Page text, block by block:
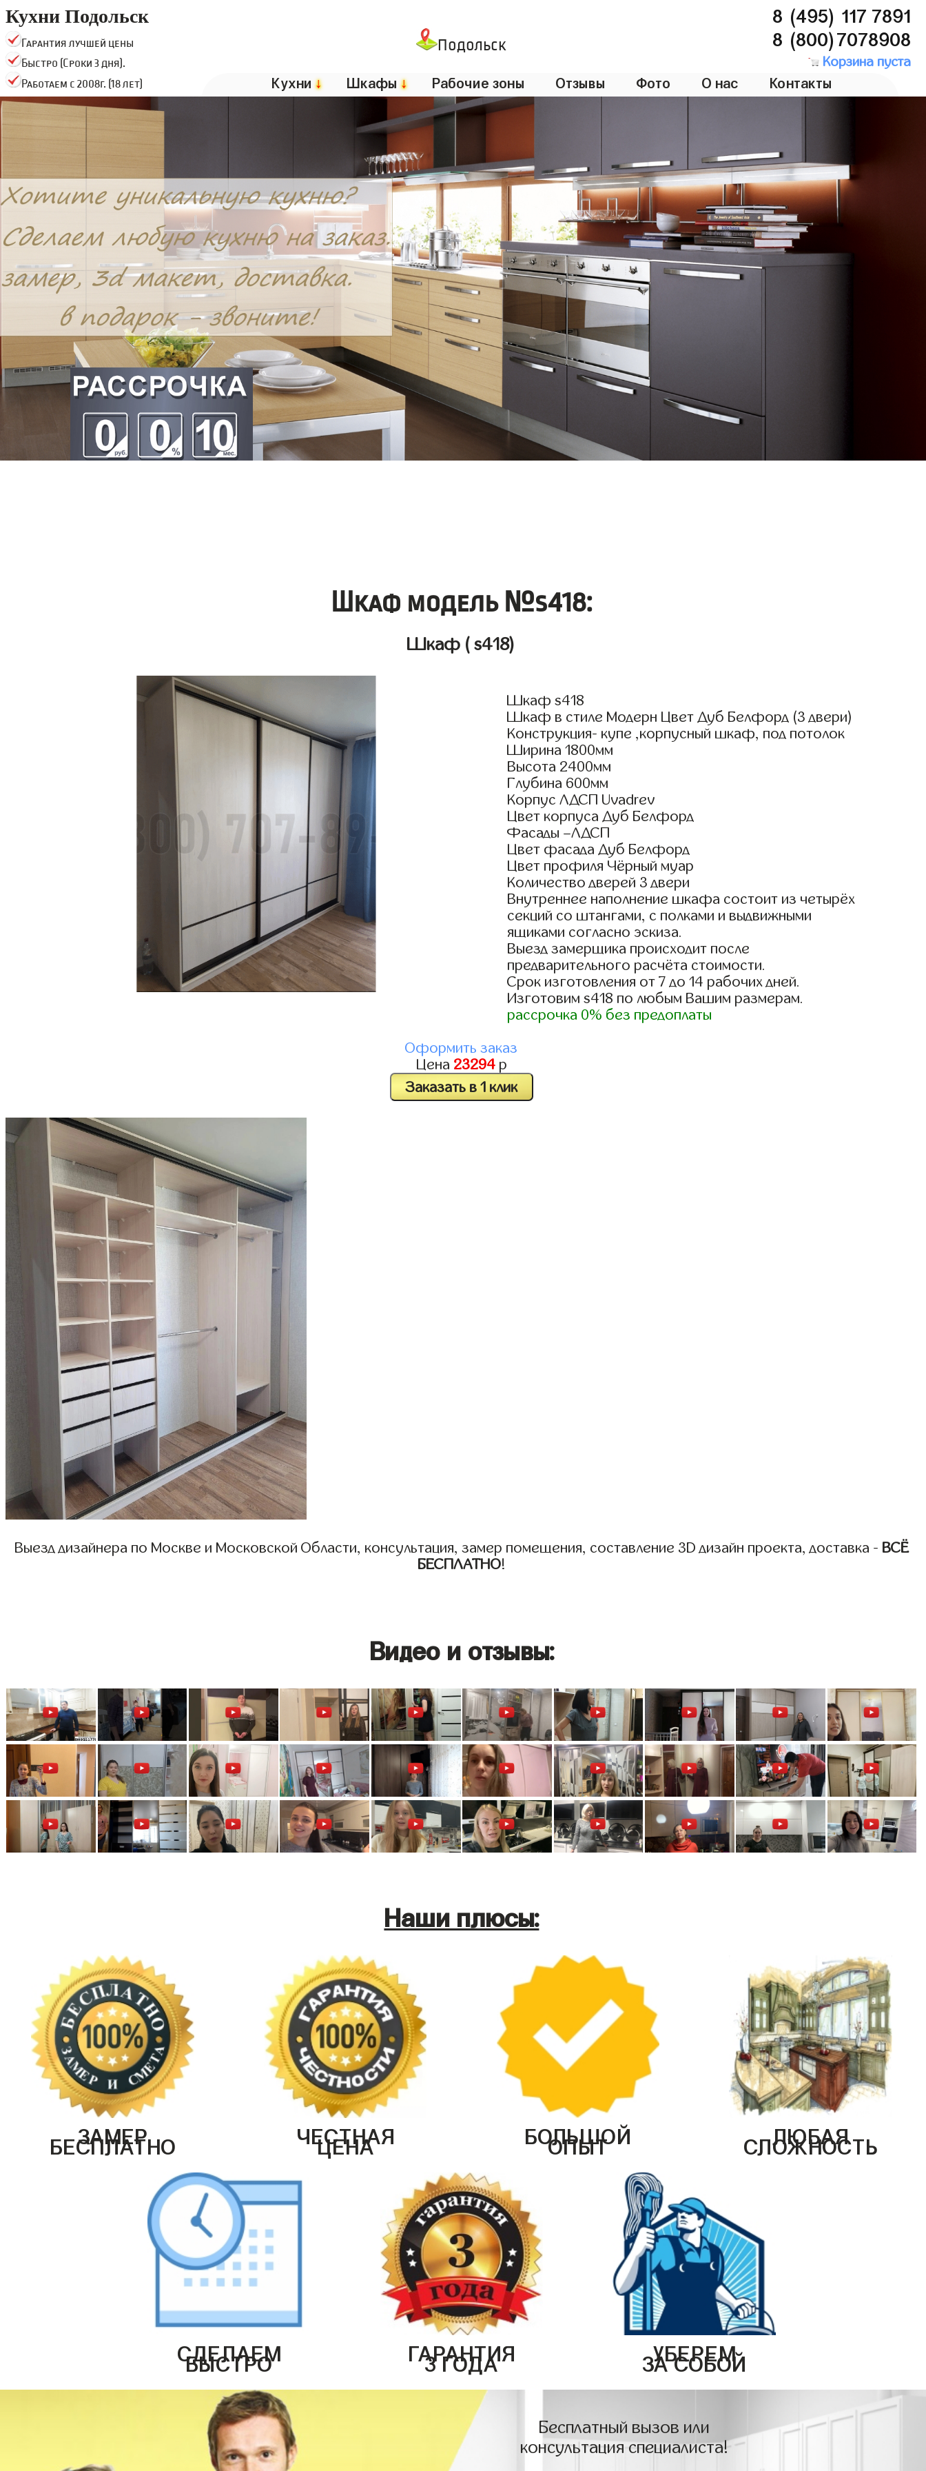
Кухни Подольск
Гарантия лучшей цены
Быстро (Сроки 3 дня).
Работаем с 2008г. (18 лет)
Подольск
8 (495) 117 7891
8 (800)7078908
Корзина пуста
Кухни↓ Шкафы↓ Рабочие зоны Отзывы Фото О нас Контакты
Шкаф модель №s418:
Шкаф ( s418)
Шкаф s418
Шкаф в стиле Модерн Цвет Дуб Белфорд (3 двери)
Конструкция- купе ,корпусный шкаф, под потолок
Ширина 1800мм
Высота 2400мм
Глубина 600мм
Корпус ЛДСП Uvadrev
Цвет корпуса Дуб Белфорд
Фасады –ЛДСП
Цвет фасада Дуб Белфорд
Цвет профиля Чёрный муар
Количество дверей 3 двери
Внутреннее наполнение шкафа состоит из четырёх
секций со штангами, с полками и выдвижными
ящиками согласно эскиза.
Выезд замерщика происходит после
предварительного расчёта стоимости.
Срок изготовления от 7 до 14 рабочих дней.
Изготовим s418 по любым Вашим размерам.
рассрочка 0% без предоплаты
Оформить заказ
Цена 23294р
Заказать в 1 клик
Выезд дизайнера по Москве и Московской Области, консультация, замер помещения, составление 3D дизайн проекта, доставка - ВСЁ
БЕСПЛАТНО!
Видео и отзывы:
Наши плюсы:
ЗАМЕР
БЕСПЛАТНО ЧЕСТНАЯ
ЦЕНА БОЛЬШОЙ
ОПЫТ ЛЮБАЯ
СЛОЖНОСТЬ
СДЕЛАЕМ
БЫСТРО ГАРАНТИЯ
3 ГОДА УБЕРЕМ
ЗА СОБОЙ
Бесплатный вызов или
консультация специалиста!